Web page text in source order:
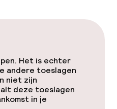
Het is echter
andere toeslagen
niet zijn
deze toeslagen
in je